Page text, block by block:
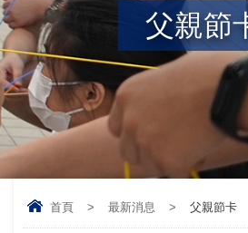
父親節
首頁 > 最新消息 > 父親節卡